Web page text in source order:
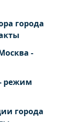
города
-
режим
города